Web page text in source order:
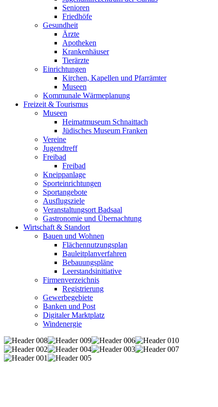
Senioren
Friedhöfe
Gesundheit
Ärzte
Apotheken
Krankenhäuser
Tierärzte
Einrichtungen
Kirchen, Kapellen und Pfarrämter
Museen
Kommunale Wärmeplanung
Freizeit & Tourismus
Museen
Heimatmuseum Schnaittach
Jüdisches Museum Franken
Vereine
Jugendtreff
Freibad
Freibad
Kneippanlage
Sporteinrichtungen
Sportangebote
Ausflugsziele
Veranstaltungsort Badsaal
Gastronomie und Übernachtung
Wirtschaft & Standort
Bauen und Wohnen
Flächennutzungsplan
Bauleitplanverfahren
Bebauungspläne
Leerstandsinitiative
Firmenverzeichnis
Registrierung
Gewerbegebiete
Banken und Post
Digitaler Marktplatz
Windenergie